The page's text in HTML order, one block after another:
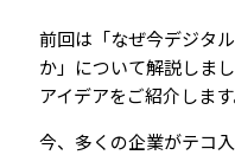
前回は「なぜ今デジタ
か」について解説しま
アイデアをご紹介します
今、多くの企業がテコ